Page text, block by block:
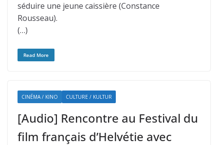
séduire une jeune caissière (Constance
Rousseau).
(…)
Read More
CINÉMA / KINO CULTURE / KULTUR
[Audio] Rencontre au Festival du
film français d’Helvétie avec